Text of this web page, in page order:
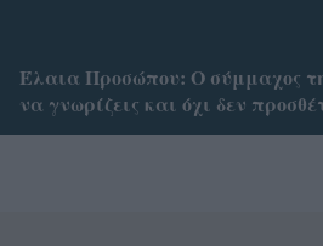
Έλαια Προσώπου: Ο σύμμαχος
να γνωρίζεις και όχι δεν